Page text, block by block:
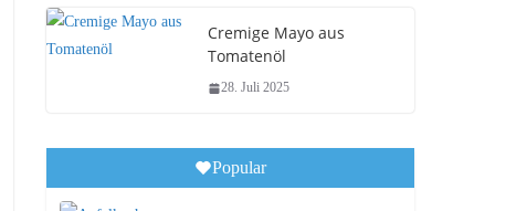
Cremige Mayo aus
Tomatenöl
28. Juli 2025
Popular